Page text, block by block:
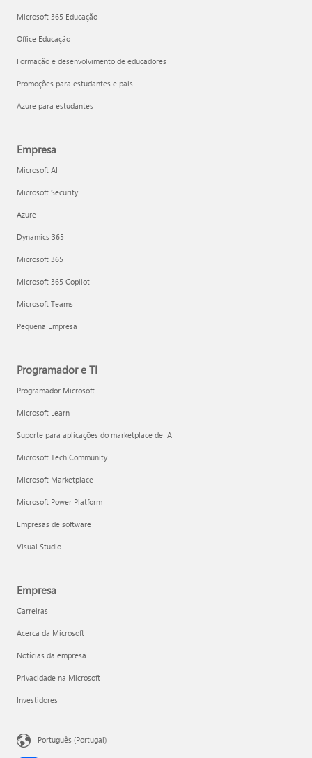
Microsoft 365 Educação
Office Educação
Formação e desenvolvimento de educadores
Promoções para estudantes e pais
Azure para estudantes
Empresa
Microsoft AI
Microsoft Security
Azure
Dynamics 365
Microsoft 365
Microsoft 365 Copilot
Microsoft Teams
Pequena Empresa
Programador e TI
Programador Microsoft
Microsoft Learn
Suporte para aplicações do marketplace de IA
Microsoft Tech Community
Microsoft Marketplace
Microsoft Power Platform
Empresas de software
Visual Studio
Empresa
Carreiras
Acerca da Microsoft
Notícias da empresa
Privacidade na Microsoft
Investidores
Português (Portugal)